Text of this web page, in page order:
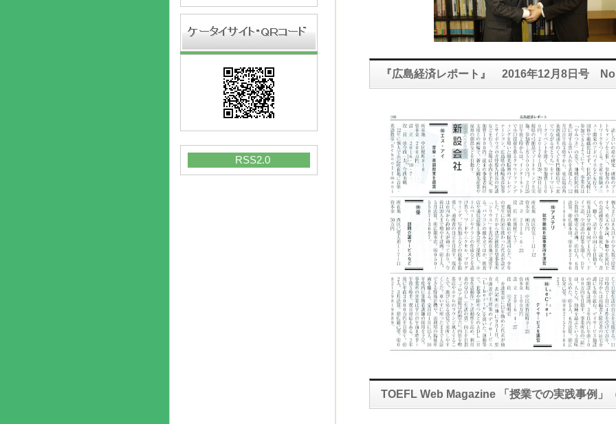
RSS2.0
『広島経済レポート』 2016年12月8日号
TOEFL Web Magazine 「授業での実践事例」